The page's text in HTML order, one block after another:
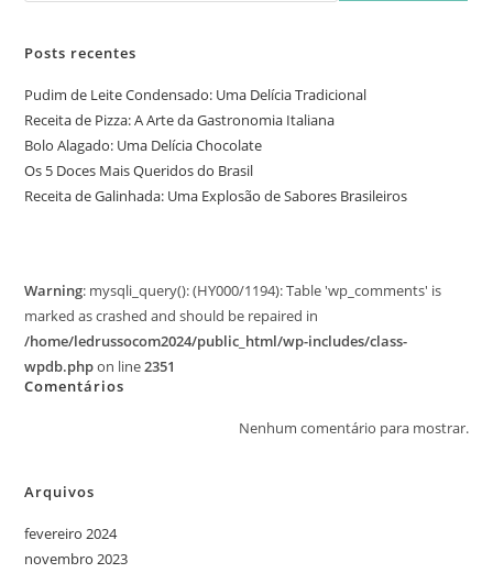
Posts recentes
Pudim de Leite Condensado: Uma Delícia Tradicional
Receita de Pizza: A Arte da Gastronomia Italiana
Bolo Alagado: Uma Delícia Chocolate
Os 5 Doces Mais Queridos do Brasil
Receita de Galinhada: Uma Explosão de Sabores Brasileiros
Warning: mysqli_query(): (HY000/1194): Table 'wp_comments' is
marked as crashed and should be repaired in
/home/ledrussocom2024/public_html/wp-includes/class-
wpdb.phpon line2351
Comentários
Nenhum comentário para mostrar.
Arquivos
fevereiro 2024
novembro 2023